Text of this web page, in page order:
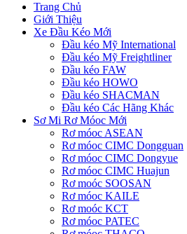
Trang Chủ
Giới Thiệu
Xe Đầu Kéo Mới
Đầu kéo Mỹ International
Đầu kéo Mỹ Freightliner
Đầu kéo FAW
Đầu kéo HOWO
Đầu kéo SHACMAN
Đầu kéo Các Hãng Khác
Sơ Mi Rơ Móoc Mới
Rơ móoc ASEAN
Rơ móoc CIMC Dongguan
Rơ móoc CIMC Dongyue
Rơ móoc CIMC Huajun
Rơ moóc SOOSAN
Rơ móoc KAILE
Rơ moóc KCT
Rơ móoc PATEC